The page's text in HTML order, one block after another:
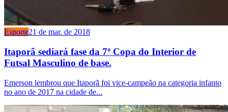
Esporte21 de mar. de 2018
Itaporã sediará fase da 7º Copa do Interior de
Futsal Masculino de base.
Emerson lembrou que Itaporã foi vice-campeão na categoria infanto
no ano de 2017 na cidade de...